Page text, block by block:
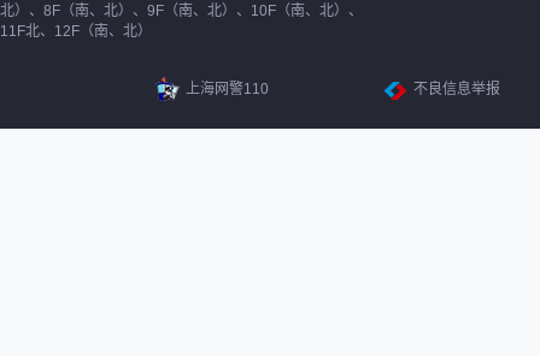
北）、8F（南、北）、9F（南、北）、10F（南、北）、
11F北、12F（南、北）
上海网警110 不良信息举报